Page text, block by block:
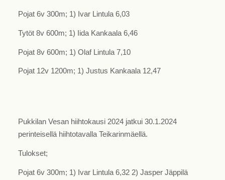
Pojat 6v 300m; 1) Ivar Lintula 6,03
Tytöt 8v 600m; 1) Iida Kankaala 6,46
Pojat 8v 600m; 1) Olaf Lintula 7,10
Pojat 12v 1200m; 1) Justus Kankaala 12,47
Pukkilan Vesan hiihtokausi 2024 jatkui 30.1.2024
perinteisellä hiihtotavalla Teikarinmäellä.
Tulokset;
Pojat 6v 300m; 1) Ivar Lintula 6,32 2) Jasper Jäppilä